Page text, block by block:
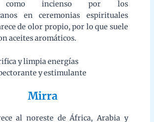
al noreste de África, Arabia y Anatolia
fue usada en inciensos,
papiros y embalsamamiento.
infecciones y reduce fiebre
Benjuí